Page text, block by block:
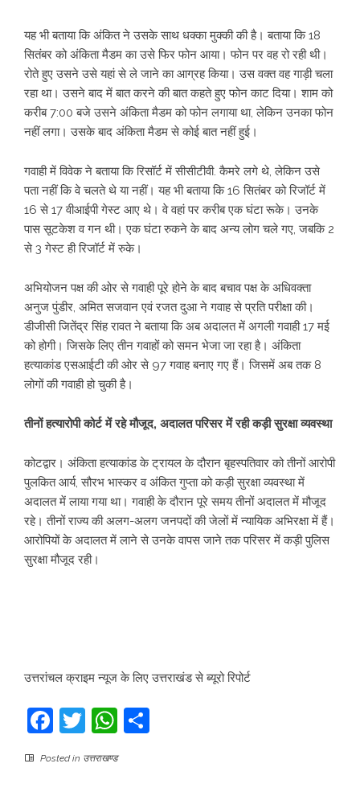
यह भी बताया कि अंकित ने उसके साथ धक्का मुक्की की है। बताया कि 18
सितंबर को अंकिता मैडम का उसे फिर फोन आया। फोन पर वह रो रही थी।
रोते हुए उसने उसे यहां से ले जाने का आग्रह किया। उस वक्त वह गाड़ी चला
रहा था। उसने बाद में बात करने की बात कहते हुए फोन काट दिया। शाम को
करीब 7:00 बजे उसने अंकिता मैडम को फोन लगाया था, लेकिन उनका फोन
नहीं लगा। उसके बाद अंकिता मैडम से कोई बात नहीं हुई।
गवाही में विवेक ने बताया कि रिसॉर्ट में सीसीटीवी. कैमरे लगे थे, लेकिन उसे
पता नहीं कि वे चलते थे या नहीं। यह भी बताया कि 16 सितंबर को रिजॉर्ट में
16 से 17 वीआईपी गेस्ट आए थे। वे वहां पर करीब एक घंटा रूके। उनके
पास सूटकेश व गन थी। एक घंटा रुकने के बाद अन्य लोग चले गए, जबकि 2
से 3 गेस्ट ही रिजॉर्ट में रुके।
अभियोजन पक्ष की ओर से गवाही पूरे होने के बाद बचाव पक्ष के अधिवक्ता
अनुज पुंडीर, अमित सजवान एवं रजत दुआ ने गवाह से प्रति परीक्षा की।
डीजीसी जितेंद्र सिंह रावत ने बताया कि अब अदालत में अगली गवाही 17 मई
को होगी। जिसके लिए तीन गवाहों को समन भेजा जा रहा है। अंकिता
हत्याकांड एसआईटी की ओर से 97 गवाह बनाए गए हैं। जिसमें अब तक 8
लोगों की गवाही हो चुकी है।
तीनों हत्यारोपी कोर्ट में रहे मौजूद, अदालत परिसर में रही कड़ी सुरक्षा व्यवस्था
कोटद्वार। अंकिता हत्याकांड के ट्रायल के दौरान बृहस्पतिवार को तीनों आरोपी
पुलकित आर्य, सौरभ भास्कर व अंकित गुप्ता को कड़ी सुरक्षा व्यवस्था में
अदालत में लाया गया था। गवाही के दौरान पूरे समय तीनों अदालत में मौजूद
रहे। तीनों राज्य की अलग-अलग जनपदों की जेलों में न्यायिक अभिरक्षा में हैं।
आरोपियों के अदालत में लाने से उनके वापस जाने तक परिसर में कड़ी पुलिस
सुरक्षा मौजूद रही।
उत्तरांचल क्राइम न्यूज के लिए उत्तराखंड से ब्यूरो रिपोर्ट
Facebook
TwitterWhatsApp
Posted in उत्तराखण्ड